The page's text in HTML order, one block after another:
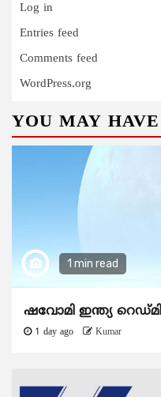
Log in
Entries feed
Comments feed
WordPress.org
YOU MAY
1 min read
ഷവോമി ഇന്ത്യ റെഡ്മി
1 day ago Kumar